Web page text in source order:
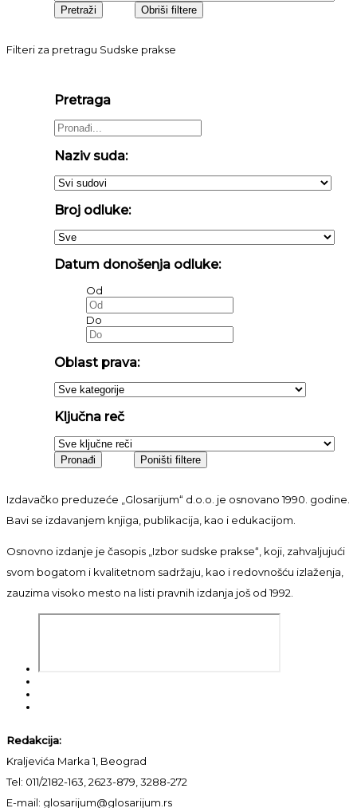
Filteri za pretragu Sudske prakse
Pretraga
Naziv suda:
Broj odluke:
Datum donošenja odluke:
Od
Do
Oblast prava:
Ključna reč
Izdavačko preduzeće „Glosarijum“ d.o.o. je osnovano 1990. godine.
Bavi se izdavanjem knjiga, publikacija, kao i edukacijom.
Osnovno izdanje je časopis „Izbor sudske prakse“, koji, zahvaljujući
svom bogatom i kvalitetnom sadržaju, kao i redovnošću izlaženja,
zauzima visoko mesto na listi pravnih izdanja još od 1992.
Redakcija:
Kraljevića Marka 1, Beograd
Tel: 011/2182-163, 2623-879, 3288-272
E-mail: glosarijum@glosarijum.rs